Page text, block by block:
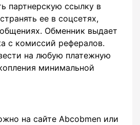
партнерскую ссылку в
ее в соцсетях,
Обменник выдает
с комиссий рефералов.
на любую платежную
минимальной
на сайте Abcobmen или